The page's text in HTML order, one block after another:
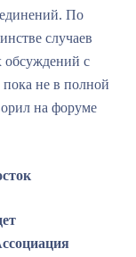
По
случаев
обсуждений с
пока не в полной
на форуме